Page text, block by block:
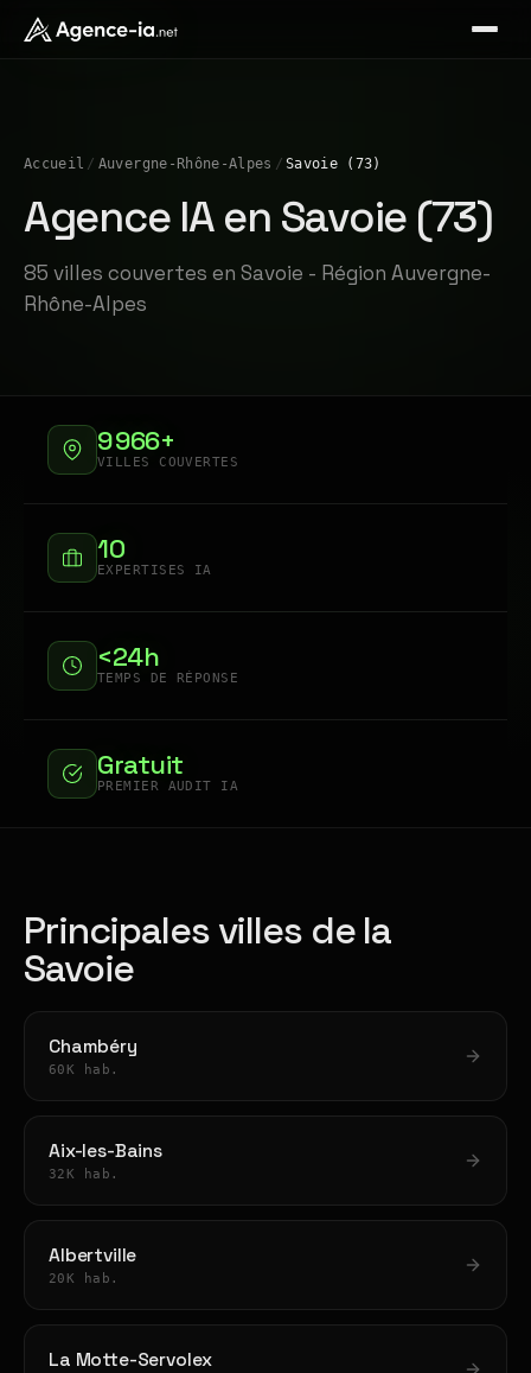
Accueil / Auvergne-Rhône-Alpes / Savoie (73)
Agence IA en Savoie (73)
85 villes couvertes en Savoie - Région Auvergne-
Rhône-Alpes
9 966+
VILLES COUVERTES
10
EXPERTISES IA
<24h
TEMPS DE RÉPONSE
Gratuit
PREMIER AUDIT IA
Principales villes de la
Savoie
Chambéry
60K hab.
Aix-les-Bains
32K hab.
Albertville
20K hab.
La Motte-Servolex